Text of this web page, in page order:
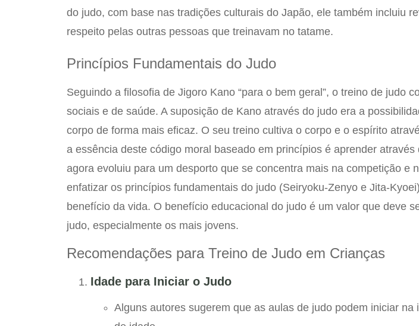
do judo, com base nas tradições culturais do Japão, ele também incluiu
respeito pelas outras pessoas que treinavam no tatame.
Princípios Fundamentais do Judo
Seguindo a filosofia de Jigoro Kano “para o bem geral”, o treino de judo
sociais e de saúde. A suposição de Kano através do judo era a
corpo de forma mais eficaz. O seu treino cultiva o corpo e o espírito
a essência deste código moral baseado em princípios é aprender
agora evoluiu para um desporto que se concentra mais na competição e
enfatizar os princípios fundamentais do judo (Seiryoku-Zenyo e Jita-
benefício da vida. O benefício educacional do judo é um valor que deve
judo, especialmente os mais jovens.
Recomendações para Treino de Judo em Crianças
Idade para Iniciar o Judo
Alguns autores sugerem que as aulas de judo podem iniciar